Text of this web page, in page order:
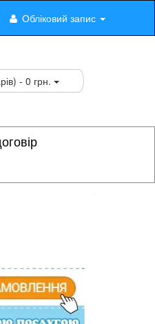
Обліковий запис
- 0 грн.